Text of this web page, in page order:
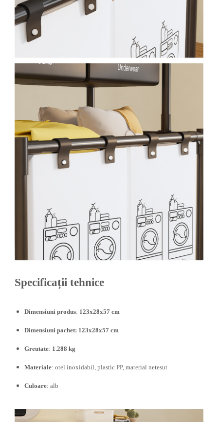
Proiectoare & lampi de lucru
Veioze si Lampi
Cantarire
Aparate de spalat cu presiune si
accesorii
Aparate de spalat cu presiune
Instalatii sanitare
Articole si accesorii pentru baie
Baterii baie
Baterii bucatarie
Baterii lavoar
Chiuvete bucatarie compozit
Chiuvete inox
Coloane de dus
Robineti
Tapet 3D Autoadeziv
incalzire
Aere conditionate
Panouri solare
Paturi electrice cu incalzire
Kituri de siguranta si supravietuire
Specificații tehnice
Dimensiuni produs: 123x28x57 cm
Dimensiuni pachet: 123x28x57 cm
Greutate: 1.288 kg
Materiale: otel inoxidabil, plastic PP, material netesut
Culoare: alb